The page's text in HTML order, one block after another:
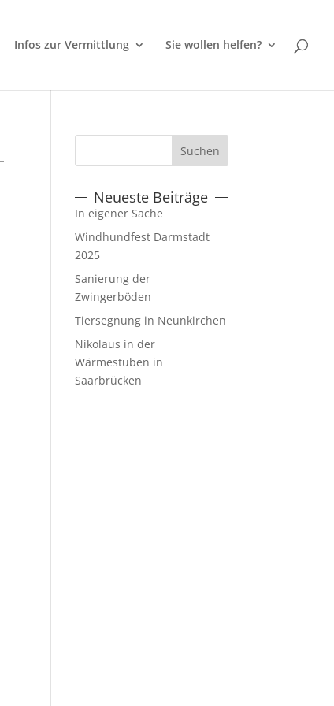
Infos zur Vermittlung Sie wollen helfen?
Neueste Beiträge
In eigener Sache
Windhundfest Darmstadt
2025
Sanierung der
Zwingerböden
Tiersegnung in Neunkirchen
Nikolaus in der
Wärmestuben in
Saarbrücken